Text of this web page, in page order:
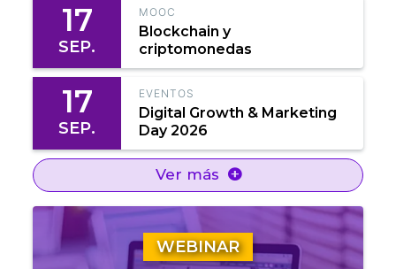
17
SEP.
MOOC
Blockchain y
criptomonedas
17
SEP.
EVENTOS
Digital Growth & Marketing
Day 2026
Ver más
WEBINAR